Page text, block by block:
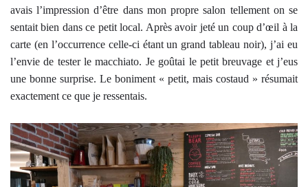
avais l’impression d’être dans mon propre salon tellement on se
sentait bien dans ce petit local. Après avoir jeté un coup d’œil à la
carte (en l’occurrence celle-ci étant un grand tableau noir), j’ai eu
l’envie de tester le macchiato. Je goûtai le petit breuvage et j’eus
une bonne surprise. Le boniment « petit, mais costaud » résumait
exactement ce que je ressentais.